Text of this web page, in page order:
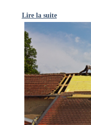
Lire la suite